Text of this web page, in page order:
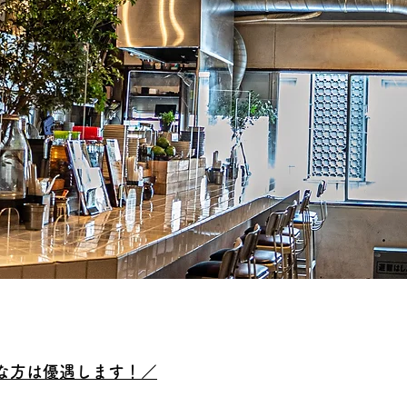
方は優遇します！／